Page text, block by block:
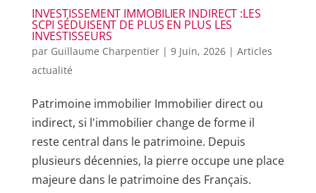
INVESTISSEMENT IMMOBILIER INDIRECT :LES
SCPI SÉDUISENT DE PLUS EN PLUS LES
INVESTISSEURS
par Guillaume Charpentier| 9 Juin, 2026| Articles
actualité
Patrimoine immobilier Immobilier direct ou
indirect, si l'immobilier change de forme il
reste central dans le patrimoine. Depuis
plusieurs décennies, la pierre occupe une place
majeure dans le patrimoine des Français.